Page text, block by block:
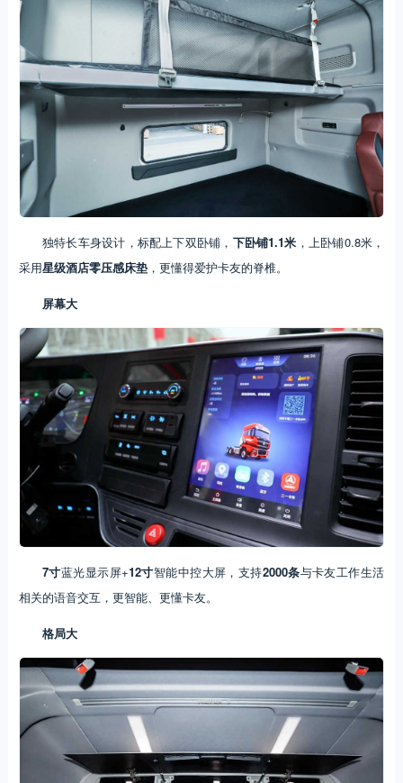
独特长车身设计，标配上下双卧铺， 下卧铺1.1米 ，上卧铺0.8米，
采用星级酒店零压感床垫，更懂得爱护卡友的脊椎。
屏幕大
7寸蓝光显示屏+12寸智能中控大屏，支持2000条与卡友工作生活
相关的语音交互，更智能、更懂卡友。
格局大